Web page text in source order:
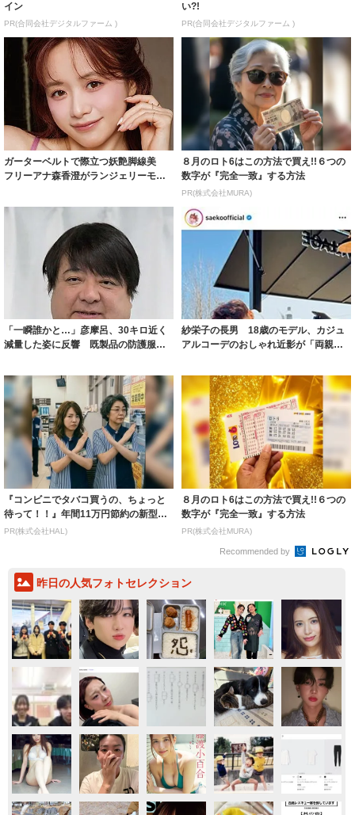
イン
PR(合同会社デジタルファーム )
い?!
PR(合同会社デジタルファーム )
ガーターベルトで際立つ妖艶脚線美
フリーアナ森香澄がランジェリーモデ
８月のロト6はこの方法で買え!!６つの
数字が『完全一致』する方法
PR(株式会社MURA)
「一瞬誰かと…」彦摩呂、30キロ近く
減量した姿に反響 既製品の防護服が
紗栄子の長男 18歳のモデル、カジュ
アルコーデのおしゃれ近影が「両親の
『コンビニでタバコ買うの、ちょっと
待って！！』年間11万円節約の新型タ
バコ
PR(株式会社HAL)
８月のロト6はこの方法で買え!!６つの
数字が『完全一致』する方法
PR(株式会社MURA)
Recommended by
昨日の人気フォトセレクション